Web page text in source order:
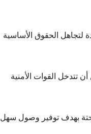
لتجاهل الحقوق الأساسية
تتدخل القوات الأمنية
بهدف توفير وصول سهل